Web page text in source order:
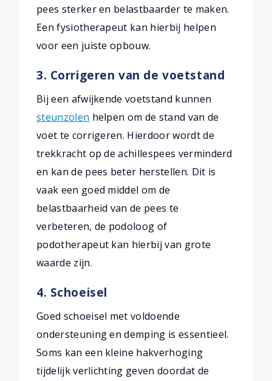
pees sterker en belastbaarder te maken.
Een fysiotherapeut kan hierbij helpen
voor een juiste opbouw.
3. Corrigeren van de voetstand
Bij een afwijkende voetstand kunnen
steunzolen helpen om de stand van de
voet te corrigeren. Hierdoor wordt de
trekkracht op de achillespees verminderd
en kan de pees beter herstellen. Dit is
vaak een goed middel om de
belastbaarheid van de pees te
verbeteren, de podoloog of
podotherapeut kan hierbij van grote
waarde zijn.
4. Schoeisel
Goed schoeisel met voldoende
ondersteuning en demping is essentieel.
Soms kan een kleine hakverhoging
tijdelijk verlichting geven doordat de